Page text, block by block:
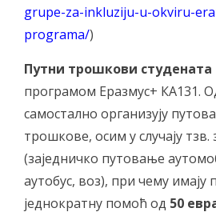
grupe-za-inkluziju-u-okviru-
programa/)
Путни трошкови студената
програмом Еразмус+ КА131.
самостално организују
трошкове, осим у случају тзв.
(заједничко путовање
аутобус, воз), при чему имају
једнократну помоћ од 50